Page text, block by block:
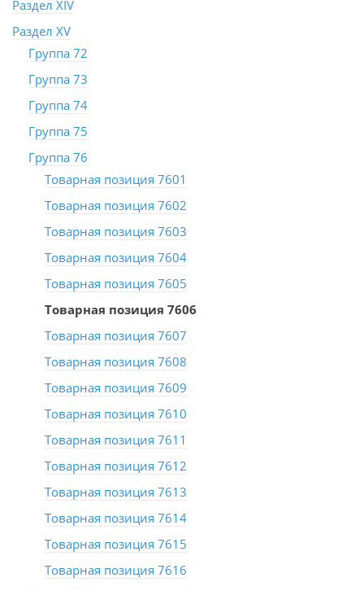
Раздел XIV
Раздел XV
Группа 72
Группа 73
Группа 74
Группа 75
Группа 76
Товарная позиция 7601
Товарная позиция 7602
Товарная позиция 7603
Товарная позиция 7604
Товарная позиция 7605
Товарная позиция 7606
Товарная позиция 7607
Товарная позиция 7608
Товарная позиция 7609
Товарная позиция 7610
Товарная позиция 7611
Товарная позиция 7612
Товарная позиция 7613
Товарная позиция 7614
Товарная позиция 7615
Товарная позиция 7616